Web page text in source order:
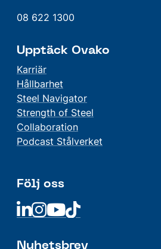
08 622 1300
Upptäck Ovako
Karriär
Hållbarhet
Steel Navigator
Strength of Steel
Collaboration
Podcast Stålverket
Följ oss
Linkedin
Linkedin
LinkedinLinkedin
Nyhetsbrev